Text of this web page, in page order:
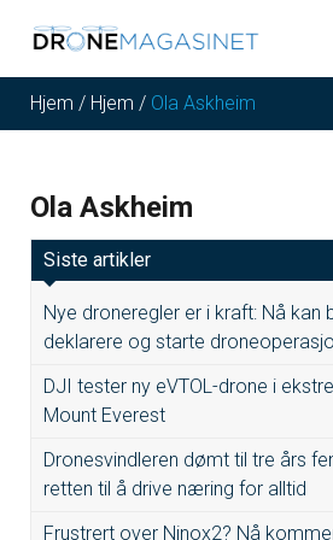
Hjem / Hjem / Ola Askheim
Ola Askheim
Siste artikler
Nye droneregler er i kraft: Nå kan
deklarere og starte
DJI tester ny eVTOL-drone i
Mount Everest
Dronesvindleren dømt til tre års
retten til å drive næring for alltid
Frustrert over Ninox2? Nå